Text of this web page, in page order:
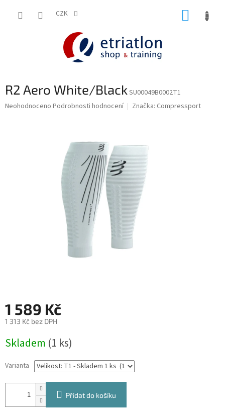
CZK
R2 Aero White/Black SU00049B0002T1
Průměrné
Neohodnoceno Podrobnosti hodnocení Značka: Compressport
1 589 Kč
1 313 Kč bez DPH
cena:
Skladem (1 ks)
Varianta
Přidat do košíku
shop.etriatlon.cz - Chat